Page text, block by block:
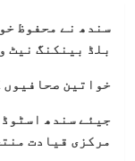
سندھ نے محفوظ
بلڈ بینکنگ نیٹ
خواتین صحافیوں
جیئے سندھ
مرکزی قیادت